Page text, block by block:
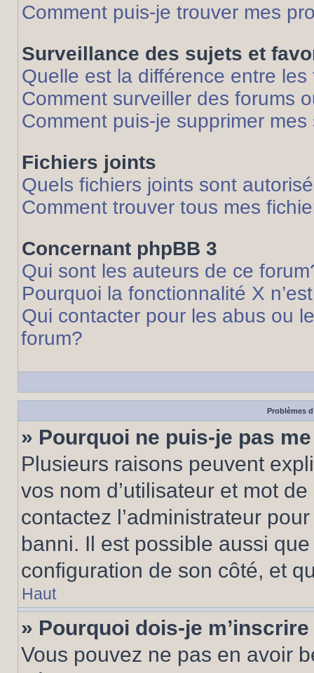
Comment puis-je trouver mes
Surveillance des sujets et
Quelle est la différence entre
Comment surveiller des forums
Comment puis-je supprimer
Fichiers joints
Quels fichiers joints sont
Comment trouver tous mes
Concernant phpBB 3
Qui sont les auteurs de ce
Pourquoi la fonctionnalité X
Qui contacter pour les abus ou
forum?
Problèmes
» Pourquoi ne puis-je pas
Plusieurs raisons peuvent
vos nom d’utilisateur et mot
contactez l’administrateur
banni. Il est possible aussi
configuration de son côté, et
Haut
» Pourquoi dois-je
Vous pouvez ne pas en avoir